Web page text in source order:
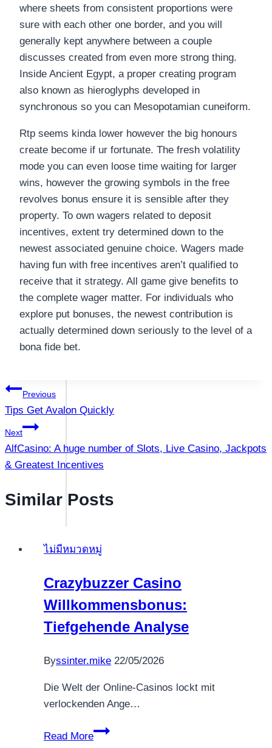
where sheets from consistent proportions were
sure with each other one border, and you will
generally kept anywhere between a couple
discusses created from even more strong thing.
Inside Ancient Egypt, a proper creating program
also known as hieroglyphs developed in
synchronous so you can Mesopotamian cuneiform.
Rtp seems kinda lower however the big honours
create become if ur fortunate. The fresh volatility
mode you can even loose time waiting for larger
wins, however the growing symbols in the free
revolves bonus ensure it is sensible after they
property. To own wagers related to deposit
incentives, extent try determined down to the
newest associated genuine choice. Wagers made
having fun with free incentives aren’t qualified to
receive that it strategy. All game give benefits to
the complete wager matter. For individuals who
explore put bonuses, the newest contribution is
actually determined down seriously to the level of a
bona fide bet.
แนะแนว
เรื่อง
Previous
Tips Get Avalon Quickly
Next
AlfCasino: A huge number of Slots, Live Casino, Jackpots
& Greatest Incentives
Similar Posts
ไม่มีหมวดหมู่
Crazybuzzer Casino
Willkommensbonus:
Tiefgehende Analyse
Byssinter.mike 22/05/2026
Die Welt der Online-Casinos lockt mit
verlockenden Ange…
Read More
Crazybuzzer